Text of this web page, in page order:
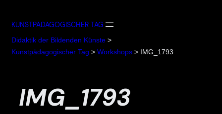
Inhalt
KUNSTPÄDAGOGISCHER TAG
Didaktik der Bildenden Künste >
Kunstpädagogischer Tag > Workshops > IMG_1793
IMG_1793